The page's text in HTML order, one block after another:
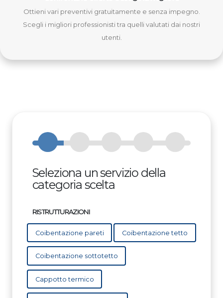
Ottieni vari preventivi gratuitamente e senza impegno.
Scegli i migliori professionisti tra quelli valutati dai nostri
utenti.
Seleziona un servizio della
categoria scelta
RISTRUTTURAZIONI
Coibentazione pareti Coibentazione tetto
Coibentazione sottotetto
Cappotto termico